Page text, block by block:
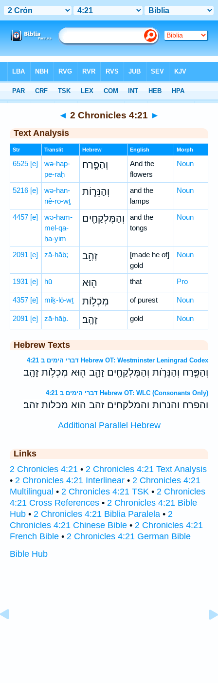
Hebrew> 2 Chronicles 4:21
◄ 2 Chronicles 4:21 ►
Text Analysis
Str Translit Hebrew English Morph
6525 [e]
wə-hap-
pe-raḥ
וְהַפֶּ֧רַח
And the
flowers
Noun
5216 [e]
wə-han-
nê-rō-wṯ
וְהַנֵּר֛וֹת
and the
lamps
Noun
4457 [e]
wə-ham-
mel-qa-
ḥa-yim
וְהַמֶּלְקַחַ֖יִם
and the
tongs
Noun
2091 [e] zā-hāḇ; זָהָ֑ב
[made he of]
gold
Noun
1931 [e] hū ה֖וּא that Pro
4357 [e] miḵ-lō-wṯ מִכְל֥וֹת of purest Noun
2091 [e] zā-hāḇ. זָהָֽב׃ gold Noun
Hebrew Texts
דברי הימים ב 4:21 Hebrew OT: Westminster Leningrad Codex
וְהַפֶּ֧רַח וְהַנֵּרֹ֛ות וְהַמֶּלְקַחַ֖יִם זָהָ֑ב ה֖וּא מִכְלֹ֥ות זָהָֽב׃
דברי הימים ב 4:21 Hebrew OT: WLC (Consonants Only)
והפרח והנרות והמלקחים זהב הוא מכלות זהב׃
Additional Parallel Hebrew
Links
2 Chronicles 4:21 • 2 Chronicles 4:21 Text Analysis
• 2 Chronicles 4:21 Interlinear • 2 Chronicles 4:21
Multilingual • 2 Chronicles 4:21 TSK • 2 Chronicles
4:21 Cross References • 2 Chronicles 4:21 Bible
Hub • 2 Chronicles 4:21 Biblia Paralela • 2
Chronicles 4:21 Chinese Bible • 2 Chronicles 4:21
French Bible • 2 Chronicles 4:21 German Bible
Bible Hub